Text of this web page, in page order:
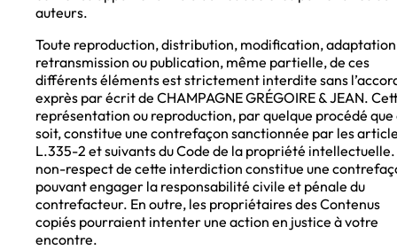
auteurs.
Toute reproduction, distribution, modification,
retransmission ou publication, même partielle, de ces
différents éléments est strictement interdite sans
exprès par écrit de CHAMPAGNE GRÉGOIRE & JEAN.
représentation ou reproduction, par quelque procédé que
soit, constitue une contrefaçon sanctionnée par les
L.335-2 et suivants du Code de la propriété
non-respect de cette interdiction constitue une
pouvant engager la responsabilité civile et pénale du
contrefacteur. En outre, les propriétaires des Contenus
copiés pourraient intenter une action en justice à votre
encontre.